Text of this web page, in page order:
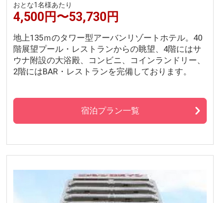
おとな1名様あたり
4,500円〜53,730円
地上135ｍのタワー型アーバンリゾートホテル。40
階展望プール・レストランからの眺望、4階にはサ
ウナ附設の大浴殿、コンビニ、コインランドリー、
2階にはBAR・レストランを完備しております。
宿泊プラン一覧